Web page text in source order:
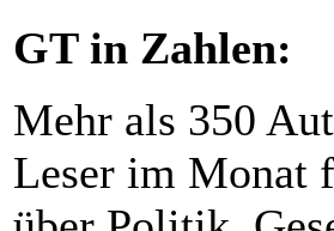
GT in Zahlen:
Mehr als 350
Leser im Monat